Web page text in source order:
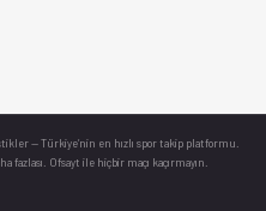
— Türkiye’nin en hızlı spor takip platformu.
Ofsayt ile hiçbir maçı kaçırmayın.